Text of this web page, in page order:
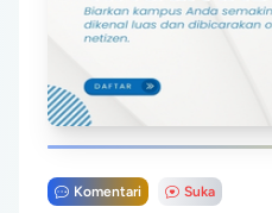
Komentari Suka